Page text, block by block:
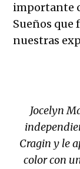
importante
Sueños que
nuestras
Jocelyn
Cragin y le
color con